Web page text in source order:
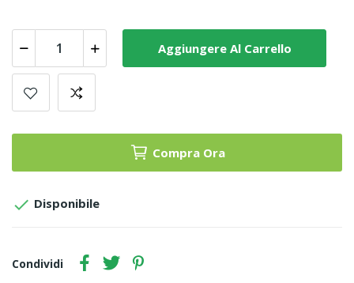
Aggiungere Al Carrello
Compra Ora
 Disponibile
Condividi